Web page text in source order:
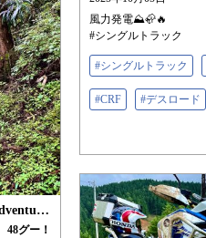
風力発電⛰️🦣🔥
#シングルトラック
#シングルトラック
#CRF #デスロード
CRF1100L Africa Twin Adventure Sports/ES
48グー！